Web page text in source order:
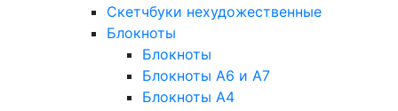
Скетчбуки нехудожественные
Блокноты
Блокноты
Блокноты A6 и A7
Блокноты A4